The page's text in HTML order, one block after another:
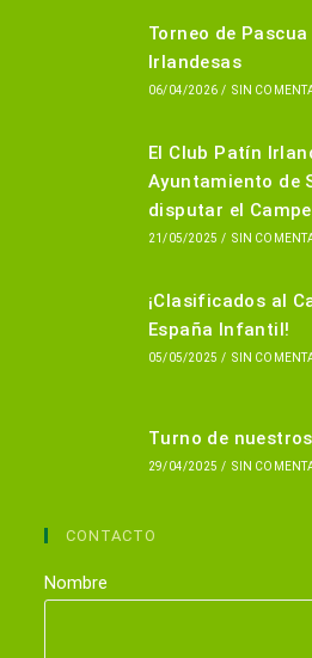
Torneo de
Irlandesas
06/04/2026 / SIN
El Club Patín
Ayuntamiento de
disputar el
21/05/2025 / SIN
¡Clasificados al
España Infantil!
05/05/2025 / SIN
Turno de
29/04/2025 / SIN
CONTACTO
Nombre